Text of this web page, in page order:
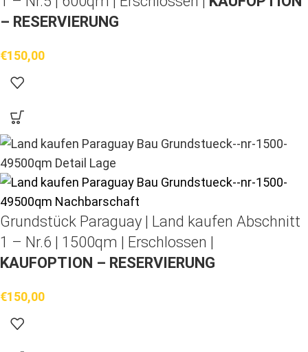
– RESERVIERUNG
€150,00
Grundstück Paraguay | Land kaufen Abschnitt
1 – Nr.6 | 1500qm | Erschlossen |
KAUFOPTION – RESERVIERUNG
€150,00